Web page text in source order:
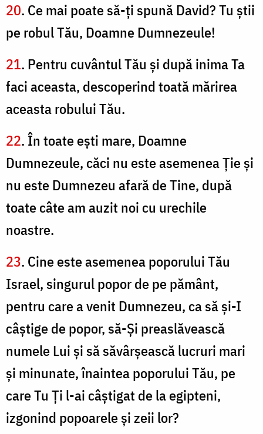
20. Ce mai poate să-ţi spună David? Tu ştii
pe robul Tău, Doamne Dumnezeule!
21. Pentru cuvântul Tău şi după inima Ta
faci aceasta, descoperind toată mărirea
aceasta robului Tău.
22. În toate eşti mare, Doamne
Dumnezeule, căci nu este asemenea Ție şi
nu este Dumnezeu afară de Tine, după
toate câte am auzit noi cu urechile
noastre.
23. Cine este asemenea poporului Tău
Israel, singurul popor de pe pământ,
pentru care a venit Dumnezeu, ca să şi-I
câştige de popor, să-Şi preaslăvească
numele Lui şi să săvârşească lucruri mari
şi minunate, înaintea poporului Tău, pe
care Tu Ți l-ai câştigat de la egipteni,
izgonind popoarele şi zeii lor?